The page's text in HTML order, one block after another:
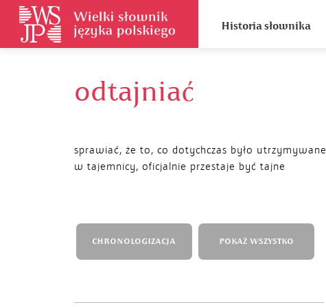
Historia słownika
odtajniać
sprawiać, że to, co dotychczas było utrzymywane
w tajemnicy, oficjalnie przestaje być tajne
CHRONOLOGIZACJA POKAŻ WSZYSTKO